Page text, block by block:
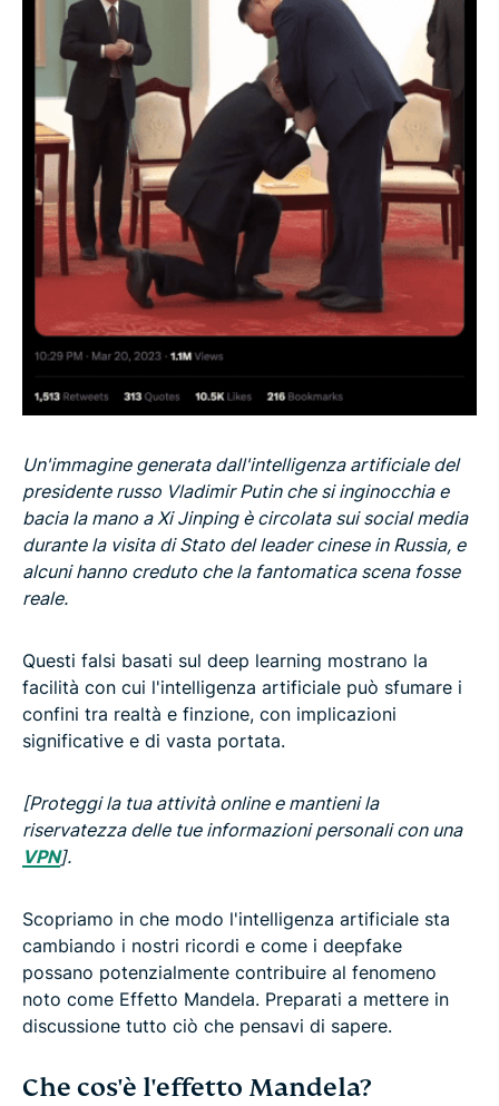
Un'immagine generata dall'intelligenza artificiale del
presidente russo Vladimir Putin che si inginocchia e
bacia la mano a Xi Jinping è circolata sui social media
durante la visita di Stato del leader cinese in Russia, e
alcuni hanno creduto che la fantomatica scena fosse
reale.
Questi falsi basati sul deep learning mostrano la
facilità con cui l'intelligenza artificiale può sfumare i
confini tra realtà e finzione, con implicazioni
significative e di vasta portata.
[Proteggi la tua attività online e mantieni la
riservatezza delle tue informazioni personali con una
VPN].
Scopriamo in che modo l'intelligenza artificiale sta
cambiando i nostri ricordi e come i deepfake
possano potenzialmente contribuire al fenomeno
noto come Effetto Mandela. Preparati a mettere in
discussione tutto ciò che pensavi di sapere.
Che cos'è l'effetto Mandela?